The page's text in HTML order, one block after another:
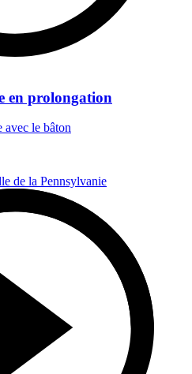
en prolongation
le bâton